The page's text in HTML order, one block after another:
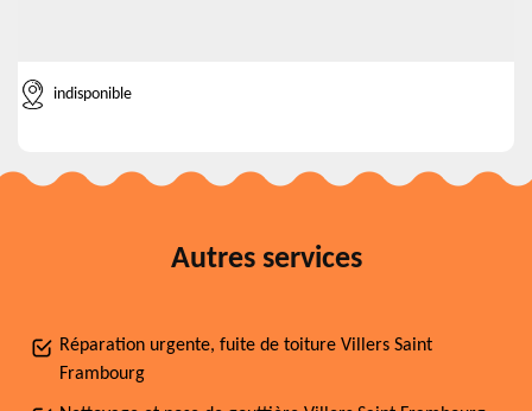
indisponible
Autres services
Réparation urgente, fuite de toiture Villers Saint
Frambourg